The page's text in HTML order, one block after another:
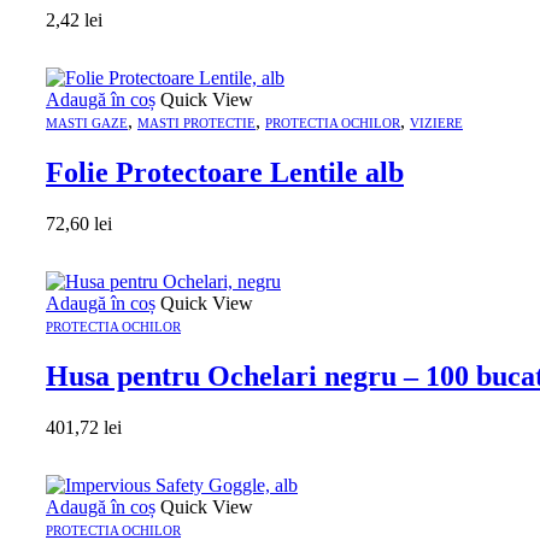
2,42 lei
Adaugă în coș Quick View
MASTI GAZE, MASTI PROTECTIE, PROTECTIA OCHILOR, VIZIERE
Folie Protectoare Lentile alb
72,60 lei
Adaugă în coș Quick View
PROTECTIA OCHILOR
Husa pentru Ochelari negru – 100
401,72 lei
Adaugă în coș Quick View
PROTECTIA OCHILOR